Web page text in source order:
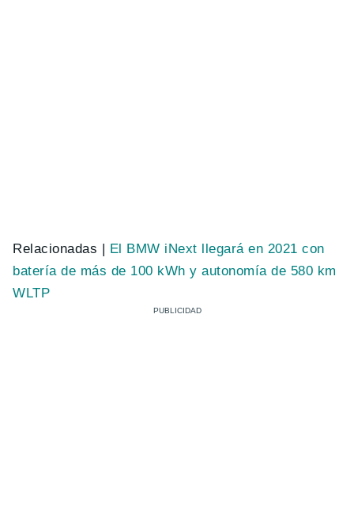
Relacionadas | El BMW iNext llegará en 2021 con
batería de más de 100 kWh y autonomía de 580 km
WLTP